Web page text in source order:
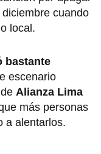
cuando
local.
bastante
escenario
Alianza Lima
más personas
a alentarlos.